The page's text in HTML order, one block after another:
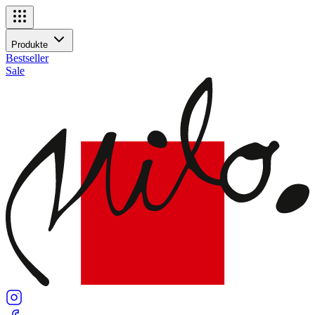
Navigationsmenü
Produkte
Produkte
Bestseller
Sale